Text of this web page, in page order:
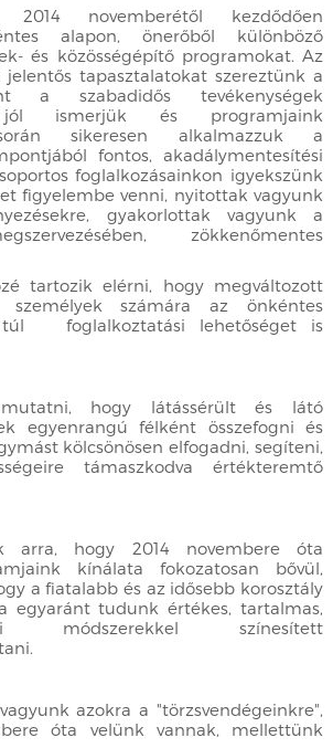
2014 novemberétől kezdődően
alapon, önerőből különböző
és közösségépítő programokat. Az
tapasztalatokat szereztünk a
a szabadidős tevékenységek
jól ismerjük és programjaink
sikeresen alkalmazzuk a
fontos, akadálymentesítési
foglalkozásainkon igyekszünk
figyelembe venni, nyitottak vagyunk
gyakorlottak vagyunk a
zökkenőmentes
tartozik elérni, hogy megváltozott
személyek számára az önkéntes
túl foglalkoztatási lehetőséget is
hogy látássérült és látó
egyenrangú félként összefogni és
kölcsönösen elfogadni, segíteni,
támaszkodva értékteremtő
arra, hogy 2014 novembere óta
kínálata fokozatosan bővül,
a fiatalabb és az idősebb korosztály
egyaránt tudunk értékes, tartalmas,
módszerekkel színesített
azokra a "törzsvendégeinkre",
óta velünk vannak, mellettünk